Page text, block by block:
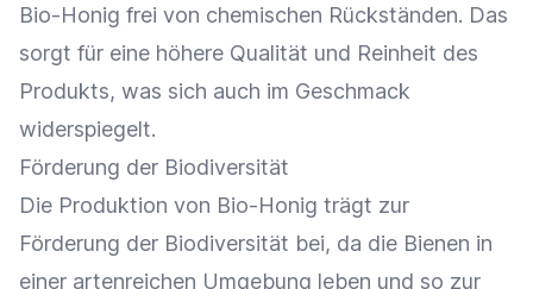
Bio-Honig frei von chemischen Rückständen. Das
sorgt für eine höhere Qualität und Reinheit des
Produkts, was sich auch im Geschmack
widerspiegelt.
Förderung der Biodiversität
Die Produktion von Bio-Honig trägt zur
Förderung der Biodiversität bei, da die Bienen in
einer artenreichen Umgebung leben und so zur